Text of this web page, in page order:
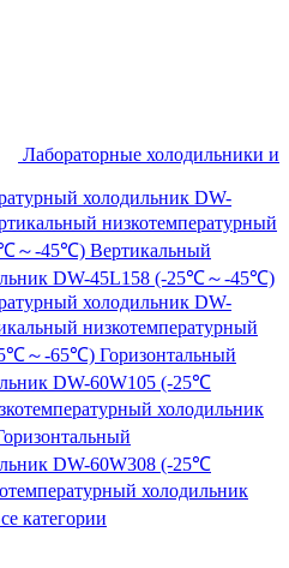
Лабораторные холодильники и
холодильник DW-
низкотемпературный
～-45℃) Вертикальный
DW-45L158 (-25℃～-45℃)
холодильник DW-
низкотемпературный
～-65℃) Горизонтальный
DW-60W105 (-25℃
холодильник
DW-60W308 (-25℃
холодильник
категории